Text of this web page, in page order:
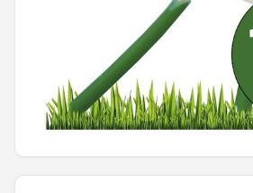
GARDENA
Talen Tools
Husqvarna